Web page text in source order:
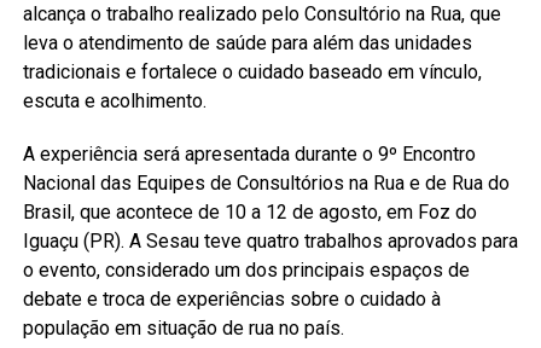
alcança o trabalho realizado pelo Consultório na Rua, que
leva o atendimento de saúde para além das unidades
tradicionais e fortalece o cuidado baseado em vínculo,
escuta e acolhimento.
A experiência será apresentada durante o 9º Encontro
Nacional das Equipes de Consultórios na Rua e de Rua do
Brasil, que acontece de 10 a 12 de agosto, em Foz do
Iguaçu (PR). A Sesau teve quatro trabalhos aprovados para
o evento, considerado um dos principais espaços de
debate e troca de experiências sobre o cuidado à
população em situação de rua no país.